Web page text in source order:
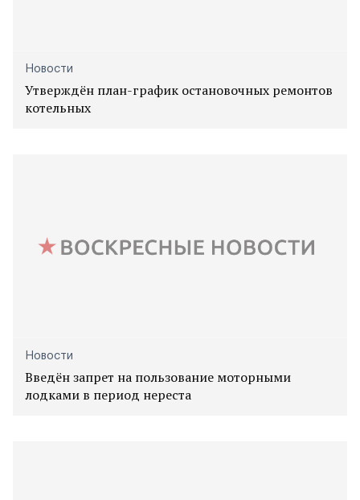
Новости
Утверждён план-график остановочных ремонтов
котельных
Новости
Введён запрет на пользование моторными
лодками в период нереста